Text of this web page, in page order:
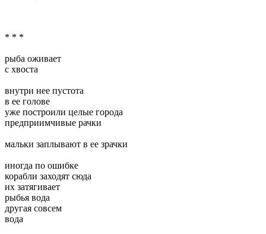
* * *
рыба оживает
с хвоста
внутри нее пустота
в ее голове
уже построили целые города
предприимчивые рачки
мальки заплывают в ее зрачки
иногда по ошибке
корабли заходят сюда
их затягивает
рыбья вода
другая совсем
вода